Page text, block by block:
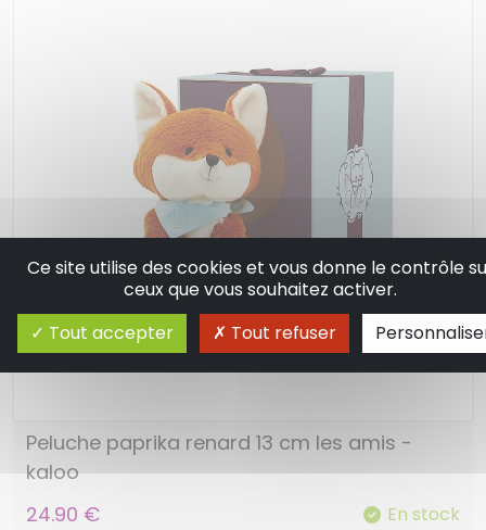
Peluche paprika renard 13 cm les amis -
kaloo
24.90 €
En stock
Ce site utilise des cookies et vous donne le contrôle
ceux que vous souhaitez activer.
Tout accepter
Tout refuser